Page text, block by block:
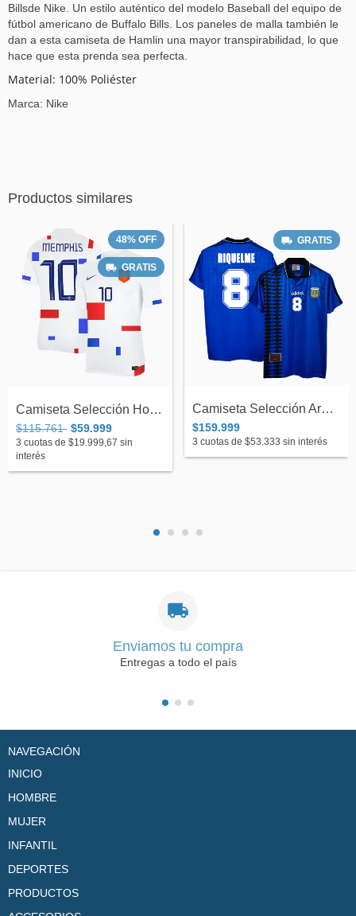
Billsde Nike. Un estilo auténtico del modelo Baseball del equipo de
fútbol americano de Buffalo Bills. Los paneles de malla también le
dan a esta camiseta de Hamlin una mayor transpirabilidad, lo que
hace que esta prenda sea perfecta.
Material: 100% Poliéster
Marca: Nike
Productos similares
48% OFF
GRATIS
Camiseta Selección Holanda Suplente Nike...
$115.761 $59.999
3 cuotas de $19.999,67 sin
interés
GRATIS
Camiseta Selección Argentina Suplente Ad...
$159.999
3 cuotas de $53.333 sin interés
Enviamos tu compra
Entregas a todo el país
NAVEGACIÓN
INICIO
HOMBRE
MUJER
INFANTIL
DEPORTES
PRODUCTOS